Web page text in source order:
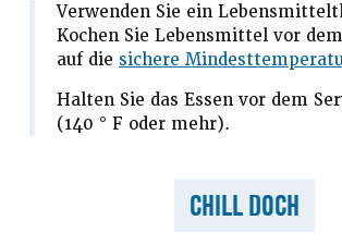
Verwenden Sie ein
Kochen Sie Lebensmittel vor
auf die sichere
Halten Sie das Essen vor dem
(140 ° F oder mehr).
CHILL DOCH